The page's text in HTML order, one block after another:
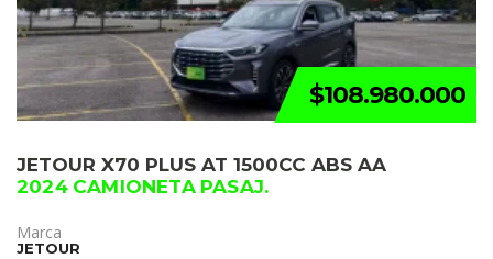
$108.980.000
JETOUR X70 PLUS AT 1500CC ABS AA
2024 CAMIONETA PASAJ.
Marca
JETOUR